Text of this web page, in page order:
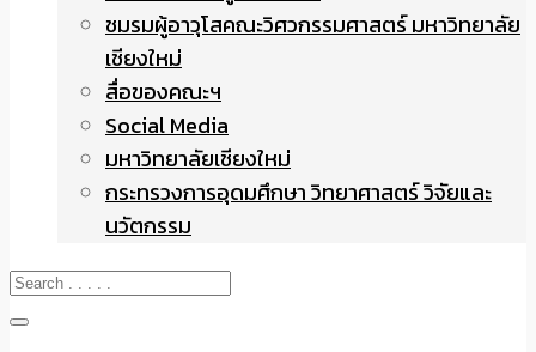
ชมรมผู้อาวุโสคณะวิศวกรรมศาสตร์ มหาวิทยาลัย
เชียงใหม่
สื่อของคณะฯ
Social Media
มหาวิทยาลัยเชียงใหม่
กระทรวงการอุดมศึกษา วิทยาศาสตร์ วิจัยและ
นวัตกรรม